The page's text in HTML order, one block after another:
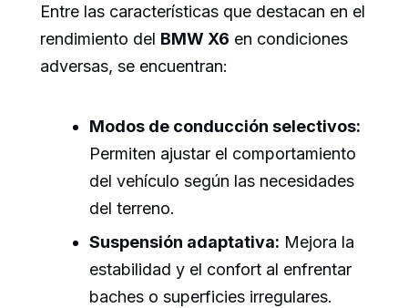
Entre las características que destacan en el
rendimiento del BMW X6 en condiciones
adversas, se encuentran:
Modos de conducción selectivos:
Permiten ajustar el comportamiento
del vehículo según las necesidades
del terreno.
Suspensión adaptativa: Mejora la
estabilidad y el confort al enfrentar
baches o superficies irregulares.